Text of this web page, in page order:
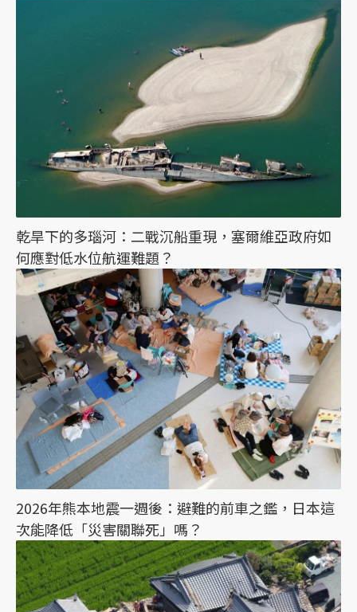
乾旱下的多瑙河：二戰沉船重現，塞爾維亞政府如
何應對低水位航運難題？
2026年熊本地震一週後：避難的前車之鑑，日本這
次能降低「災害關聯死」嗎？